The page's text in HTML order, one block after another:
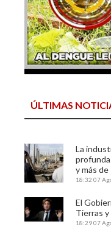
ÚLTIMAS
La
y más
18:32 07
El
Tierras
18:2907